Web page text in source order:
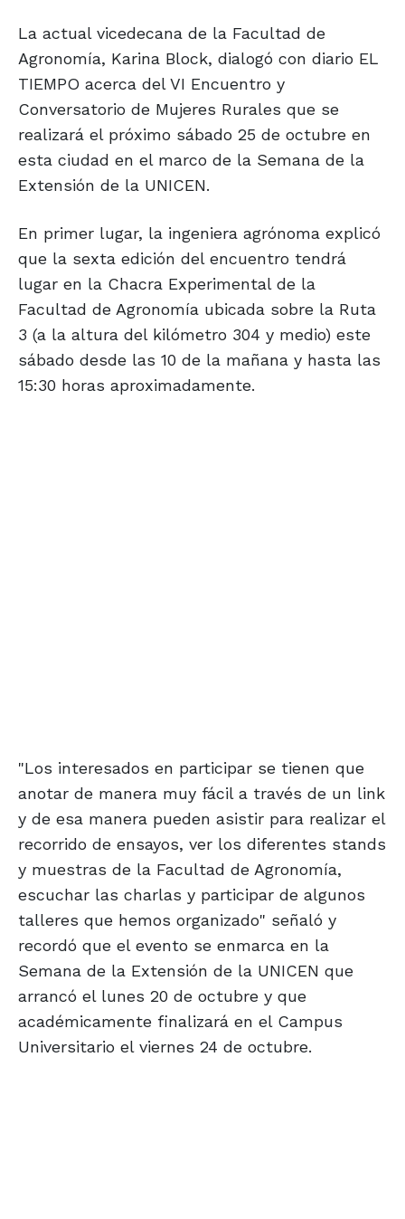
La actual vicedecana de la Facultad de
Agronomía, Karina Block, dialogó con diario EL
TIEMPO acerca del VI Encuentro y
Conversatorio de Mujeres Rurales que se
realizará el próximo sábado 25 de octubre en
esta ciudad en el marco de la Semana de la
Extensión de la UNICEN.
En primer lugar, la ingeniera agrónoma explicó
que la sexta edición del encuentro tendrá
lugar en la Chacra Experimental de la
Facultad de Agronomía ubicada sobre la Ruta
3 (a la altura del kilómetro 304 y medio) este
sábado desde las 10 de la mañana y hasta las
15:30 horas aproximadamente.
"Los interesados en participar se tienen que
anotar de manera muy fácil a través de un link
y de esa manera pueden asistir para realizar el
recorrido de ensayos, ver los diferentes stands
y muestras de la Facultad de Agronomía,
escuchar las charlas y participar de algunos
talleres que hemos organizado" señaló y
recordó que el evento se enmarca en la
Semana de la Extensión de la UNICEN que
arrancó el lunes 20 de octubre y que
académicamente finalizará en el Campus
Universitario el viernes 24 de octubre.